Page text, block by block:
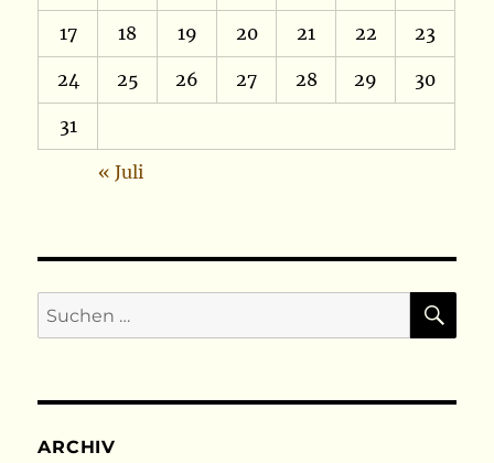
17 18 19 20 21 22 23
24 25 26 27 28 29 30
31
« Juli
Suchen
nach:
ARCHIV